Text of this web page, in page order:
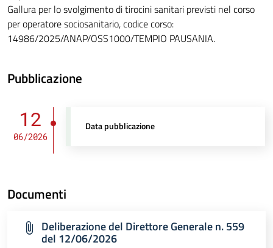
Gallura per lo svolgimento di tirocini sanitari previsti nel corso
per operatore sociosanitario, codice corso:
14986/2025/ANAP/OSS1000/TEMPIO PAUSANIA.
Pubblicazione
12
06/2026
Data pubblicazione
Documenti
Deliberazione del Direttore Generale n. 559
del 12/06/2026